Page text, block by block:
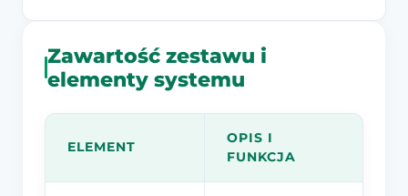
Zawartość zestawu i
elementy systemu
ELEMENT
OPIS I
FUNKCJA